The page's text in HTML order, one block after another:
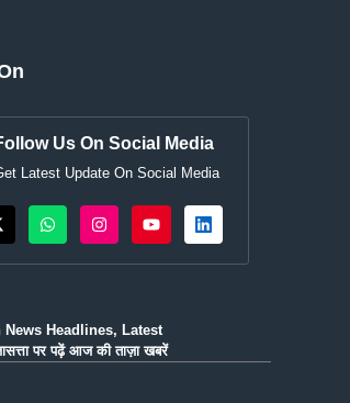
Us On Social Media
Latest Update On Social Media
Headlines, Latest
पर पढ़ें आज की ताज़ा खबरें